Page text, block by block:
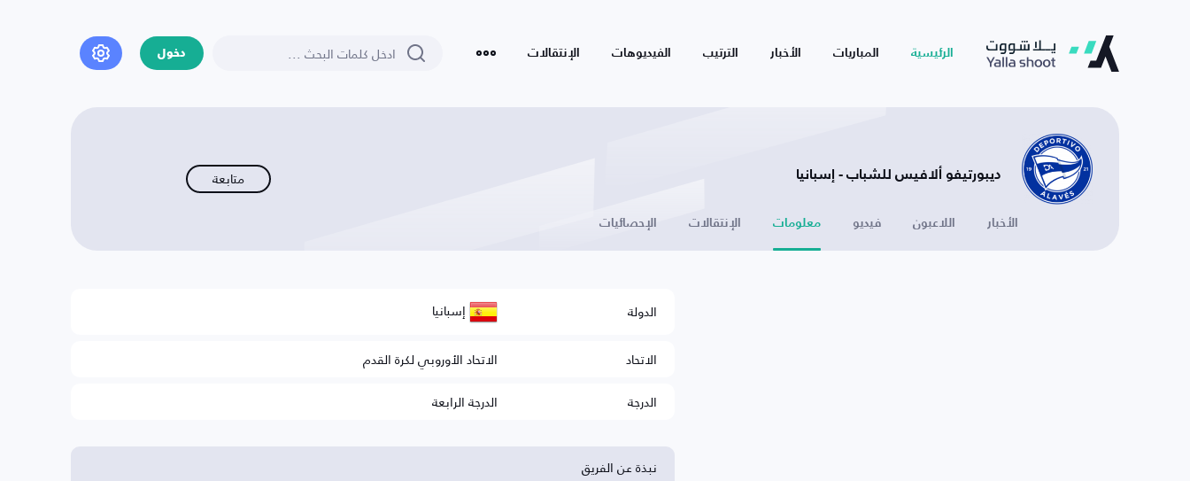
الرئيسية المباريات الأخبار الترتيب الفيديوهات الإنتقالات دخول
ديبورتيفو ألافيس للشباب - إسبانيا متابعة
الأخبار اللاعبون فيديو معلومات الإنتقالات الإحصائيات
الدولة إسبانيا
الاتحاد
الاتحاد الأوروبي لكرة القدم
الدرجة
الدرجة الرابعة
نبذة عن الفريق